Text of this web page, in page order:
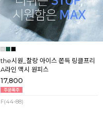
the시원_찰랑 아이스 쫀득 링클프리
A라인 맥시 원피스
17,800
F(44-88)